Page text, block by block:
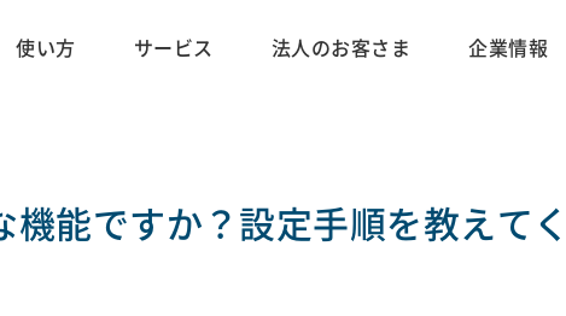
使い方 サービス 法人のお客さま 企業情報
能ですか？設定手順を教えてく